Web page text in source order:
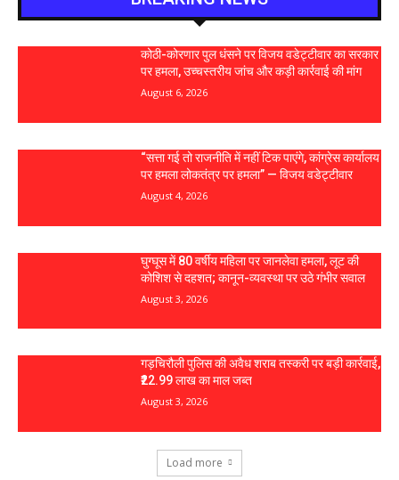
कोठी-कोरणार पुल धंसने पर विजय वडेट्टीवार का सरकार
पर हमला, उच्चस्तरीय जांच और कड़ी कार्रवाई की मांग
August 6, 2026
“सत्ता गई तो राजनीति में नहीं टिक पाएंगे, कांग्रेस कार्यालय
पर हमला लोकतंत्र पर हमला” — विजय वडेट्टीवार
August 4, 2026
घुग्घूस में 80 वर्षीय महिला पर जानलेवा हमला, लूट की
कोशिश से दहशत; कानून-व्यवस्था पर उठे गंभीर सवाल
August 3, 2026
गड़चिरौली पुलिस की अवैध शराब तस्करी पर बड़ी कार्रवाई,
₹22.99 लाख का माल जब्त
August 3, 2026
Load more